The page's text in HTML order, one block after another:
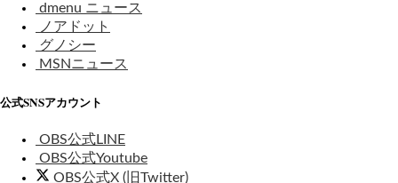
dmenu ニュース
ノアドット
グノシー
MSNニュース
公式SNSアカウント
OBS公式LINE
OBS公式Youtube
OBS公式X (旧Twitter)